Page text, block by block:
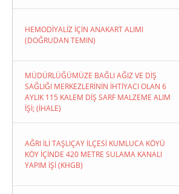
HEMODİYALİZ İÇİN ANAKART ALIMI
(DOĞRUDAN TEMIN)
MÜDÜRLÜĞÜMÜZE BAĞLI AĞIZ VE DİŞ
SAĞLIĞI MERKEZLERİNİN İHTİYACI OLAN 6
AYLIK 115 KALEM DİŞ SARF MALZEME ALIM
İŞİ; (İHALE)
AĞRI İLİ TAŞLIÇAY İLÇESİ KUMLUCA KÖYÜ
KÖY İÇİNDE 420 METRE SULAMA KANALI
YAPIM İŞİ (KHGB)